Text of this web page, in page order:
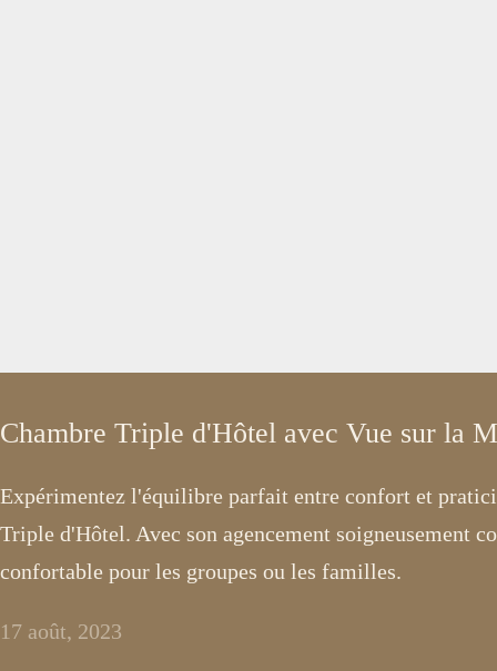
Chambre Triple d'Hôtel avec Vue sur la
Expérimentez l'équilibre parfait entre confort et
Triple d'Hôtel. Avec son agencement soigneusement
confortable pour les groupes ou les familles.
17 août, 2023